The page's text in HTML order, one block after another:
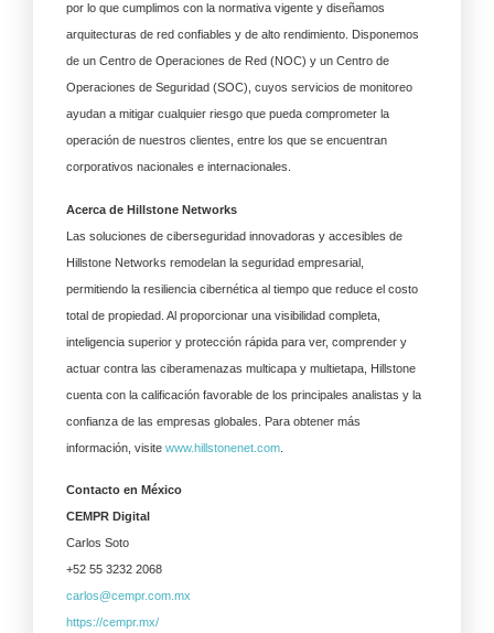
por lo que cumplimos con la normativa vigente y diseñamos
arquitecturas de red confiables y de alto rendimiento. Disponemos
de un Centro de Operaciones de Red (NOC) y un Centro de
Operaciones de Seguridad (SOC), cuyos servicios de monitoreo
ayudan a mitigar cualquier riesgo que pueda comprometer la
operación de nuestros clientes, entre los que se encuentran
corporativos nacionales e internacionales.
Acerca de Hillstone Networks
Las soluciones de ciberseguridad innovadoras y accesibles de
Hillstone Networks remodelan la seguridad empresarial,
permitiendo la resiliencia cibernética al tiempo que reduce el costo
total de propiedad. Al proporcionar una visibilidad completa,
inteligencia superior y protección rápida para ver, comprender y
actuar contra las ciberamenazas multicapa y multietapa, Hillstone
cuenta con la calificación favorable de los principales analistas y la
confianza de las empresas globales. Para obtener más
información, visite www.hillstonenet.com
Contacto en México
CEMPR Digital
Carlos Soto
+52 55 3232 2068
carlos@cempr.com.mx
https://cempr.mx/